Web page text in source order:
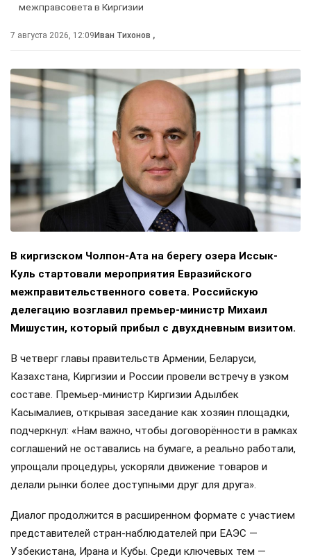
межправсовета в Киргизии
7 августа 2026, 12:09Иван Тихонов ,
В киргизском Чолпон-Ата на берегу озера Иссык-
Куль стартовали мероприятия Евразийского
межправительственного совета. Российскую
делегацию возглавил премьер-министр Михаил
Мишустин, который прибыл с двухдневным визитом.
В четверг главы правительств Армении, Беларуси,
Казахстана, Киргизии и России провели встречу в узком
составе. Премьер-министр Киргизии Адылбек
Касымалиев, открывая заседание как хозяин площадки,
подчеркнул: «Нам важно, чтобы договорённости в рамках
соглашений не оставались на бумаге, а реально работали,
упрощали процедуры, ускоряли движение товаров и
делали рынки более доступными друг для друга».
Диалог продолжится в расширенном формате с участием
представителей стран-наблюдателей при ЕАЭС —
Узбекистана, Ирана и Кубы. Среди ключевых тем —